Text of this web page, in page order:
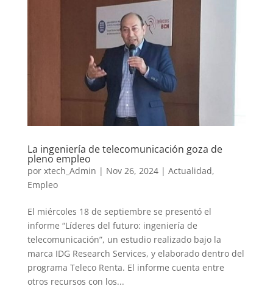
La ingeniería de telecomunicación goza de
pleno empleo
por xtech_Admin | Nov 26, 2024| Actualidad,
Empleo
El miércoles 18 de septiembre se presentó el
informe “Líderes del futuro: ingeniería de
telecomunicación”, un estudio realizado bajo la
marca IDG Research Services, y elaborado dentro del
programa Teleco Renta. El informe cuenta entre
otros recursos con los...